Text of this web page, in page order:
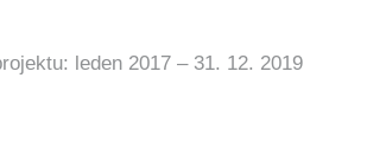
leden 2017 – 31. 12. 2019